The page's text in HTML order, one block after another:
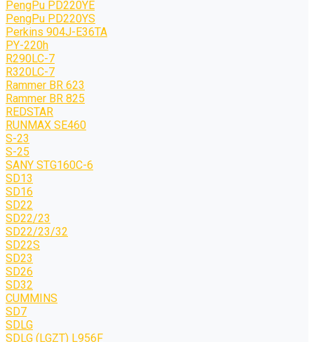
PengPu PD220YE
PengPu PD220YS
Perkins 904J-E36TA
PY-220h
R290LC-7
R320LC-7
Rammer BR 623
Rammer BR 825
REDSTAR
RUNMAX SE460
S-23
S-25
SANY STG160C-6
SD13
SD16
SD22
SD22/23
SD22/23/32
SD22S
SD23
SD26
SD32
CUMMINS
SD7
SDLG
SDLG (LGZT) L956F